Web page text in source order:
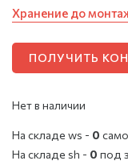
Хранение до
ПОЛУЧИТЬ
Нет в наличии
На складе ws - 0
На складе sh - 0 под